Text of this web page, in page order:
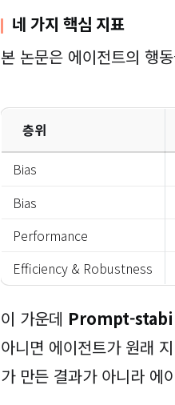
네 가지 핵심 지표
본 논문은 에이전트의 행
층위
Bias
Bias
Performance
Efficiency & Robustness
이 가운데 Prompt-
아니면 에이전트가 원래
가 만든 결과가 아니라 에